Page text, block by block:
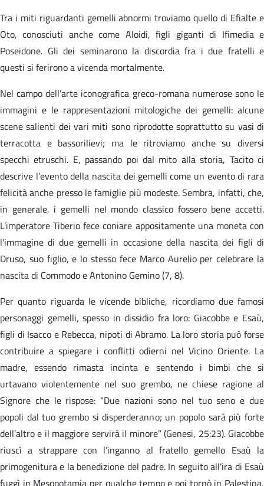
Tra i miti riguardanti gemelli abnormi troviamo quello di Efialte e
Oto, conosciuti anche come Aloidi, figli giganti di Ifimedia e
Poseidone. Gli dei seminarono la discordia fra i due fratelli e
questi si ferirono a vicenda mortalmente.
Nel campo dell’arte iconografica greco-romana numerose sono le
immagini e le rappresentazioni mitologiche dei gemelli: alcune
scene salienti dei vari miti sono riprodotte soprattutto su vasi di
terracotta e bassorilievi; ma le ritroviamo anche su diversi
specchi etruschi. E, passando poi dal mito alla storia, Tacito ci
descrive l’evento della nascita dei gemelli come un evento di rara
felicità anche presso le famiglie più modeste. Sembra, infatti, che,
in generale, i gemelli nel mondo classico fossero bene accetti.
L’imperatore Tiberio fece coniare appositamente una moneta con
l’immagine di due gemelli in occasione della nascita dei figli di
Druso, suo figlio, e lo stesso fece Marco Aurelio per celebrare la
nascita di Commodo e Antonino Gemino (7, 8).
Per quanto riguarda le vicende bibliche, ricordiamo due famosi
personaggi gemelli, spesso in dissidio fra loro: Giacobbe e Esaù,
figli di Isacco e Rebecca, nipoti di Abramo. La loro storia può forse
contribuire a spiegare i conflitti odierni nel Vicino Oriente. La
madre, essendo rimasta incinta e sentendo i bimbi che si
urtavano violentemente nel suo grembo, ne chiese ragione al
Signore che le rispose: “Due nazioni sono nel tuo seno e due
popoli dal tuo grembo si disperderanno; un popolo sarà più forte
dell’altro e il maggiore servirà il minore” (Genesi, 25:23). Giacobbe
riuscì a strappare con l’inganno al fratello gemello Esaù la
primogenitura e la benedizione del padre. In seguito all’ira di Esaù
fuggì in Mesopotamia per qualche tempo e poi tornò in Palestina,